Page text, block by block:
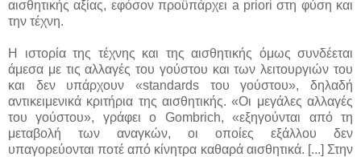
αισθητικής αξίας, εφόσον προϋπάρχει a priori στη φύση και
την τέχνη.
Η ιστορία της τέχνης και της αισθητικής όμως συνδέεται
άμεσα με τις αλλαγές του γούστου και των λειτουργιών του
και δεν υπάρχουν «standards του γούστου», δηλαδή
αντικειμενικά κριτήρια της αισθητικής. «Οι μεγάλες αλλαγές
του γούστου», γράφει ο Gombrich, «εξηγούνται από τη
μεταβολή των αναγκών, οι οποίες εξάλλου δεν
υπαγορεύονται ποτέ από κίνητρα καθαρά αισθητικά. [...] Στην